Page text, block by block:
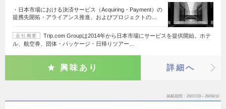
・日本市場における決済サービス（Acquiring・Payment）の
提携先開拓・アライアンス推進、およびプロジェクトの…
会社概要
Trip.com Groupは2014年から日本市場にサービスを提供開始。ホテ
ル、航空券、団体・パッケージ・日帰りツアー…
興味あり 詳細へ
掲載期間 26/07/28～26/08/10